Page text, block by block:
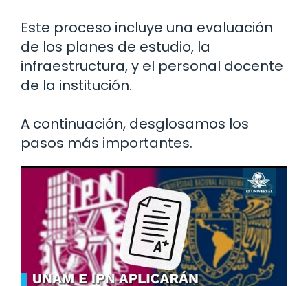
Este proceso incluye una evaluación
de los planes de estudio, la
infraestructura, y el personal docente
de la institución.
A continuación, desglosamos los
pasos más importantes.